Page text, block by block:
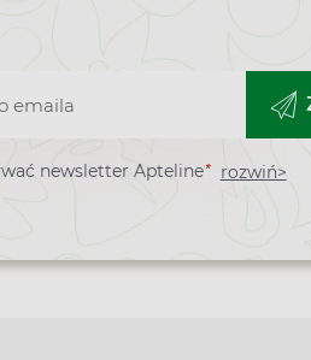
newsletter Apteline* rozwiń>